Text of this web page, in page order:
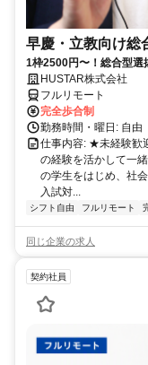
早慶・立教向け総
1枠2500円〜！総合型選
HUSTAR株式会社
フルリモート
完全歩合制
勤務時間・曜日: 自由
仕事内容: ★未経験歓
の経験を活かして一
の学生をはじめ、社
入試対...
シフト自由 フルリモート
同じ企業の求人
契約社員